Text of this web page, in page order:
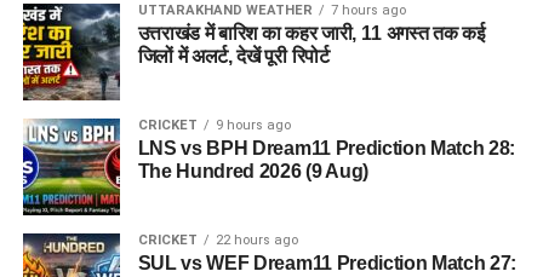
FAQs (EX Ias Son Yashvardhan Arrested)
1. क्या देहरादून पुलिस ने पूर्व मुख्य सचिव के बेटे
को गिरफ्तार किया है ?
हां देहरादून पुलिस ने यशवर्धन नाम के युवक को गिरफ्तार किया है, जो
उत्तराखंड के पूर्व मुख्य सचिव और पूर्व आईएएस अधिकारी का बेटा बताया जा
रहा है।
UTTARAKHAND WEATHER 7 hours ago
उत्तराखंड में बारिश का कहर जारी, 11 अगस्त तक कई
जिलों में अलर्ट, देखें पूरी रिपोर्ट
CRICKET 9 hours ago
LNS vs BPH Dream11 Prediction Match 28:
The Hundred 2026 (9 Aug)
CRICKET 22 hours ago
SUL vs WEF Dream11 Prediction Match 27: